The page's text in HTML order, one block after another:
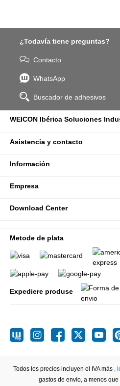
¿Todavía tiene preguntas?
Contacto
WhatsApp
Buscador de adhesivos
WEICON Ibérica Soluciones
Asistencia y contacto
Información
Empresa
Download Center
Metode de plata
Expediere produse
Todos los precios incluyen el IVA más ,
gastos de envío, a menos